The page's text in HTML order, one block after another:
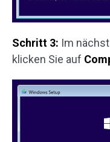
Schritt 3: Im
klicken Sie auf